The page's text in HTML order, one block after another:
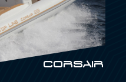
CORSAIR